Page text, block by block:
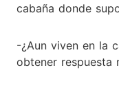
cabaña donde
-¿Aun viven en la
obtener respuesta